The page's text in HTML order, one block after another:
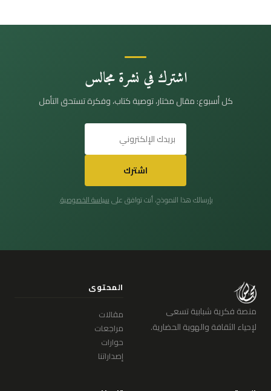
اشترك في نشرة مجالس
كل أسبوع: مقال مختار، توصية كتاب، وفكرة تستحق التأمل
اشترك
بإرسالك هذا النموذج، أنت توافق علىسياسة الخصوصية.
منصة فكرية شبابية تسعى
لإحياء الثقافة والهوية الحضارية.
المحتوى
مقالات
مراجعات
حوارات
إصداراتنا